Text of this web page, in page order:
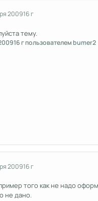
200916 г
тему.
16 гпользователем bumer2
200916 г
того как не надо
не дано.